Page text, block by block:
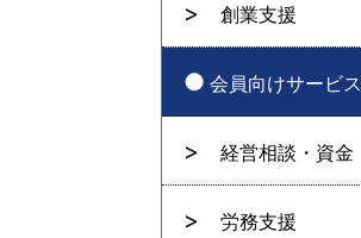
創業支援
会員向けサービス
経営相談・資金
労務支援